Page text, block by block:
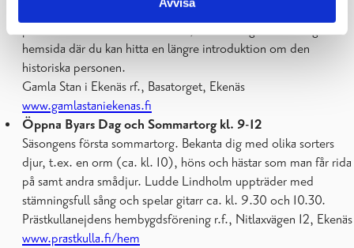
Gamla Stan, till exempel på Basatorget. I samband med
hemsida där du kan hitta en längre introduktion om den
historiska personen.
Gamla Stan i Ekenäs rf., Basatorget, Ekenäs
www.gamlastaniekenas.fi
Öppna Byars Dag och Sommartorg kl. 9-12
Säsongens första sommartorg. Bekanta dig med olika sorters
djur, t.ex. en orm (ca. kl. 10), höns och hästar som man får rida
på samt andra smådjur. Ludde Lindholm uppträder med
stämningsfull sång och spelar gitarr ca. kl. 9.30 och 10.30.
Prästkullanejdens hembygdsförening r.f., Nitlaxvägen 12, Ekenäs
www.prastkulla.fi/hem